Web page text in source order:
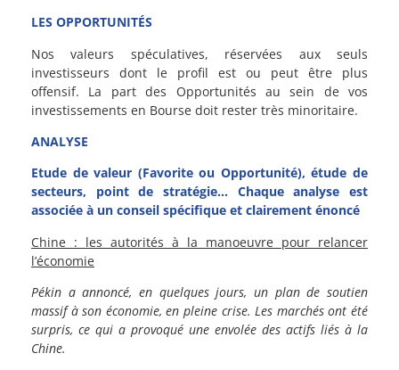
LES OPPORTUNITÉS
Nos valeurs spéculatives, réservées aux seuls
investisseurs dont le profil est ou peut être plus
offensif. La part des Opportunités au sein de vos
investissements en Bourse doit rester très minoritaire.
ANALYSE
Etude de valeur (Favorite ou Opportunité), étude de
secteurs, point de stratégie… Chaque analyse est
associée à un conseil spécifique et clairement énoncé
Chine : les autorités à la manoeuvre pour relancer
l’économie
Pékin a annoncé, en quelques jours, un plan de soutien
massif à son économie, en pleine crise. Les marchés ont été
surpris, ce qui a provoqué une envolée des actifs liés à la
Chine.